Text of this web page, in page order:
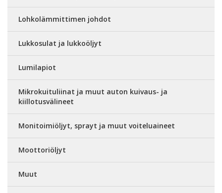
Lohkolämmittimen johdot
Lukkosulat ja lukkoöljyt
Lumilapiot
Mikrokuituliinat ja muut auton kuivaus- ja
kiillotusvälineet
Monitoimiöljyt, sprayt ja muut voiteluaineet
Moottoriöljyt
Muut